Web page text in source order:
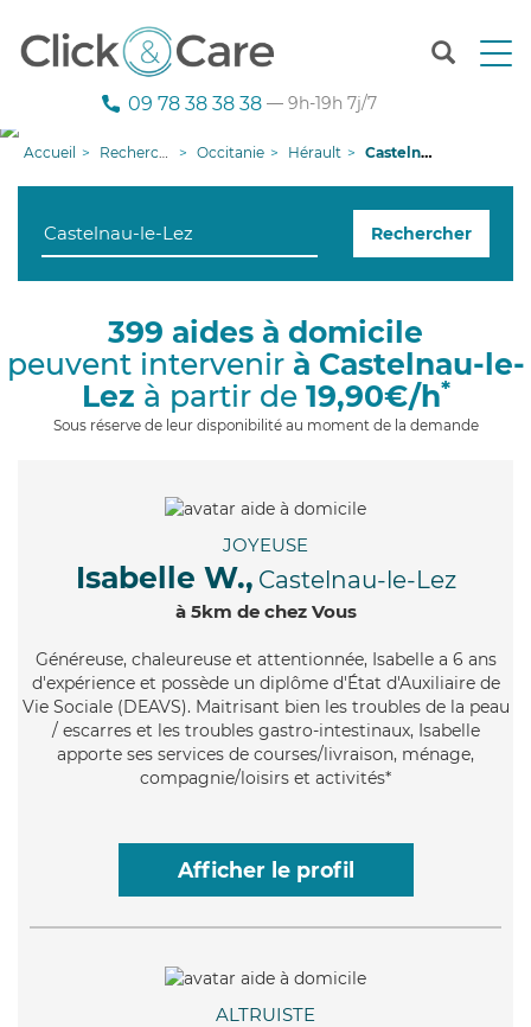
T
n
g
i
09 78 38 38 38 — 9h-19h 7j/7
Accueil Recherche aide à domicile Occitanie Hérault Castelnau-le-Lez
Rechercher
399 aides à domicile
peuvent intervenir à Castelnau-le-
Lez à partir de 19,90€/h*
Sous réserve de leur disponibilité au moment de la demande
JOYEUSE
Isabelle W., Castelnau-le-Lez
à 5km de chez Vous
Généreuse, chaleureuse et attentionnée, Isabelle a 6 ans
d'expérience et possède un diplôme d'État d'Auxiliaire de
Vie Sociale (DEAVS). Maitrisant bien les troubles de la peau
/ escarres et les troubles gastro-intestinaux, Isabelle
apporte ses services de courses/livraison, ménage,
compagnie/loisirs et activités*
Afficher le profil
ALTRUISTE